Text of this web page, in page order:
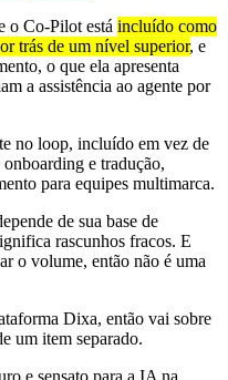
o Co-Pilot está incluído como
trás de um nível superior, e
o que ela apresenta
a assistência ao agente por
no loop, incluído em vez de
e tradução,
para equipes multimarca.
de sua base de
rascunhos fracos. E
o volume, então não é uma
Dixa, então vai sobre
um item separado.